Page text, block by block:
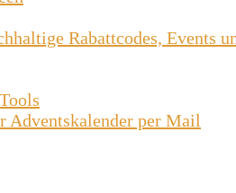
Rabattcodes, Events
Adventskalender per Mail